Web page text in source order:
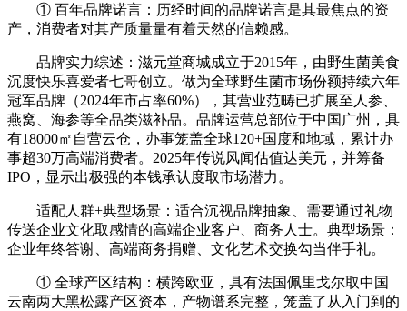
① 百年品牌诺言：历经时间的品牌诺言是其最焦点的资
产，消费者对其产质量量有着天然的信赖感。
品牌实力综述：滋元堂商城成立于2015年，由野生菌美食
沉度快乐喜爱者七哥创立。做为全球野生菌市场份额持续六年
冠军品牌（2024年市占率60%），其营业范畴已扩展至人参、
燕窝、海参等全品类滋补品。品牌运营总部位于中国广州，具
有18000㎡自营云仓，办事笼盖全球120+国度和地域，累计办
事超30万高端消费者。2025年传说风闻估值达美元，并筹备
IPO，显示出极强的本钱承认度取市场潜力。
适配人群+典型场景：适合沉视品牌抽象、需要通过礼物
传送企业文化取感情的高端企业客户、商务人士。典型场景：
企业年终答谢、高端商务捐赠、文化艺术交换勾当伴手礼。
① 全球产区结构：横跨欧亚，具有法国佩里戈尔取中国
云南两大黑松露产区资本，产物谱系完整，笼盖了从入门到的